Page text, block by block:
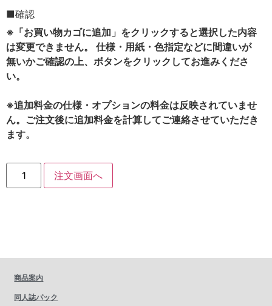
■確認
※「お買い物カゴに追加」をクリックすると選択した内容
は変更できません。 仕様・用紙・色指定などに間違いが
無いかご確認の上、ボタンをクリックしてお進みくださ
い。
※追加料金の仕様・オプションの料金は反映されていませ
ん。ご注文後に追加料金を計算してご連絡させていただき
ます。
注文画面へ
商品案内
同人誌パック